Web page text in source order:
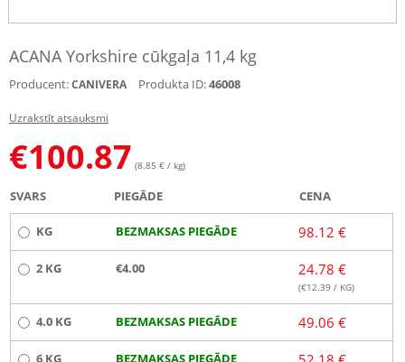
ACANA Yorkshire cūkgaļa 11,4 kg
Producent:CANIVERA Produkta ID:46008
Uzrakstīt atsauksmi
€100.87 (8.85 € / kg)
SVARS PIEGĀDE CENA
KG BEZMAKSAS PIEGĀDE 98.12 €
2 KG €4.00 24.78 €
(€12.39 / KG)
4.0 KG BEZMAKSAS PIEGĀDE 49.06 €
6 KG BEZMAKSAS PIEGĀDE